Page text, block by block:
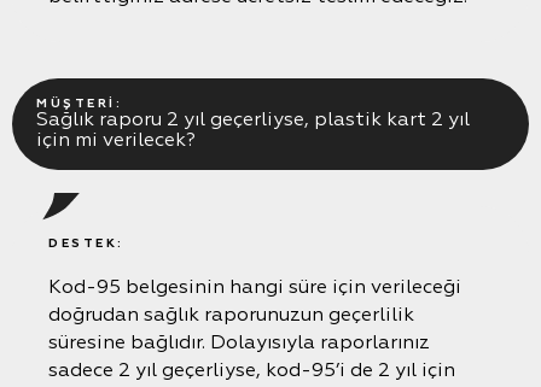
MÜŞTERI:
Sağlık raporu 2 yıl geçerliyse, plastik kart 2 yıl
için mi verilecek?
DESTEK:
Kod-95 belgesinin hangi süre için verileceği
doğrudan sağlık raporunuzun geçerlilik
süresine bağlıdır. Dolayısıyla raporlarınız
sadece 2 yıl geçerliyse, kod-95’i de 2 yıl için